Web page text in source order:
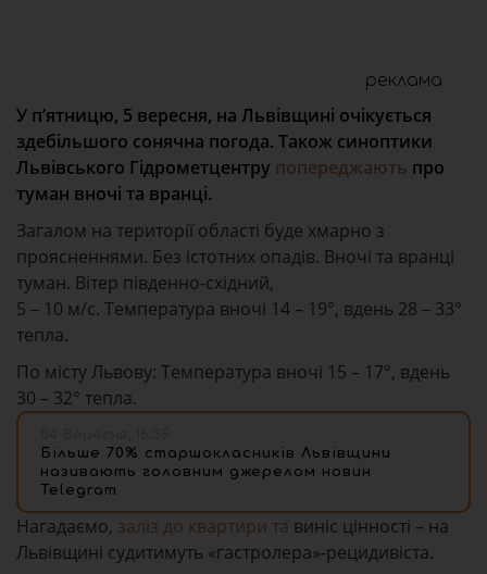
реклама
У пʼятницю, 5 вересня, на Львівщині очікується
здебільшого сонячна погода. Також синоптики
Львівського Гідрометцентру попереджають про
туман вночі та вранці.
Загалом на території області буде хмарно з
проясненнями. Без істотних опадів. Вночі та вранці
туман. Вітер південно-східний,
5 – 10 м/с. Температура вночі 14 – 19°, вдень 28 – 33°
тепла.
По місту Львову: Температура вночі 15 – 17°, вдень
30 – 32° тепла.
Більше 70% старшокласників Львівщини
називають головним джерелом новин
Telegram
Нагадаємо, заліз до квартири та виніс цінності – на
Львівщині судитимуть «гастролера»-рецидивіста.